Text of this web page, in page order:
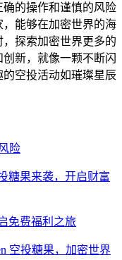
的操作和谨慎的风险
能够在加密世界的海
探索加密世界更多的
新，就像一颗不断闪
空投活动如璀璨星辰
险
糖果来袭，开启财富
免费福利之旅
空投糖果，加密世界